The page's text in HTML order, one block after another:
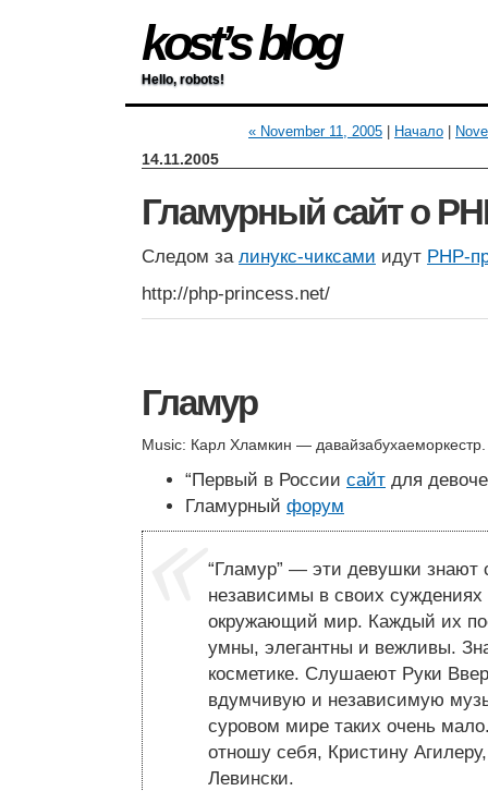
kost’s blog
Hello, robots!
« November 11, 2005 Начало
14.11.2005
Гламурный сайт о
Следом за линукс-чиксами идут PHP-
http://php-princess.net/
Гламур
Music: Карл Хламкин —
“Первый в России сайт для
Гламурный форум
“Гламур” — эти девушки знают
независимы в своих суждениях
окружающий мир. Каждый их
умны, элегантны и вежливы.
косметике. Слушаеют Руки
вдумчивую и независимую
суровом мире таких очень
отношу себя, Кристину
Левински.